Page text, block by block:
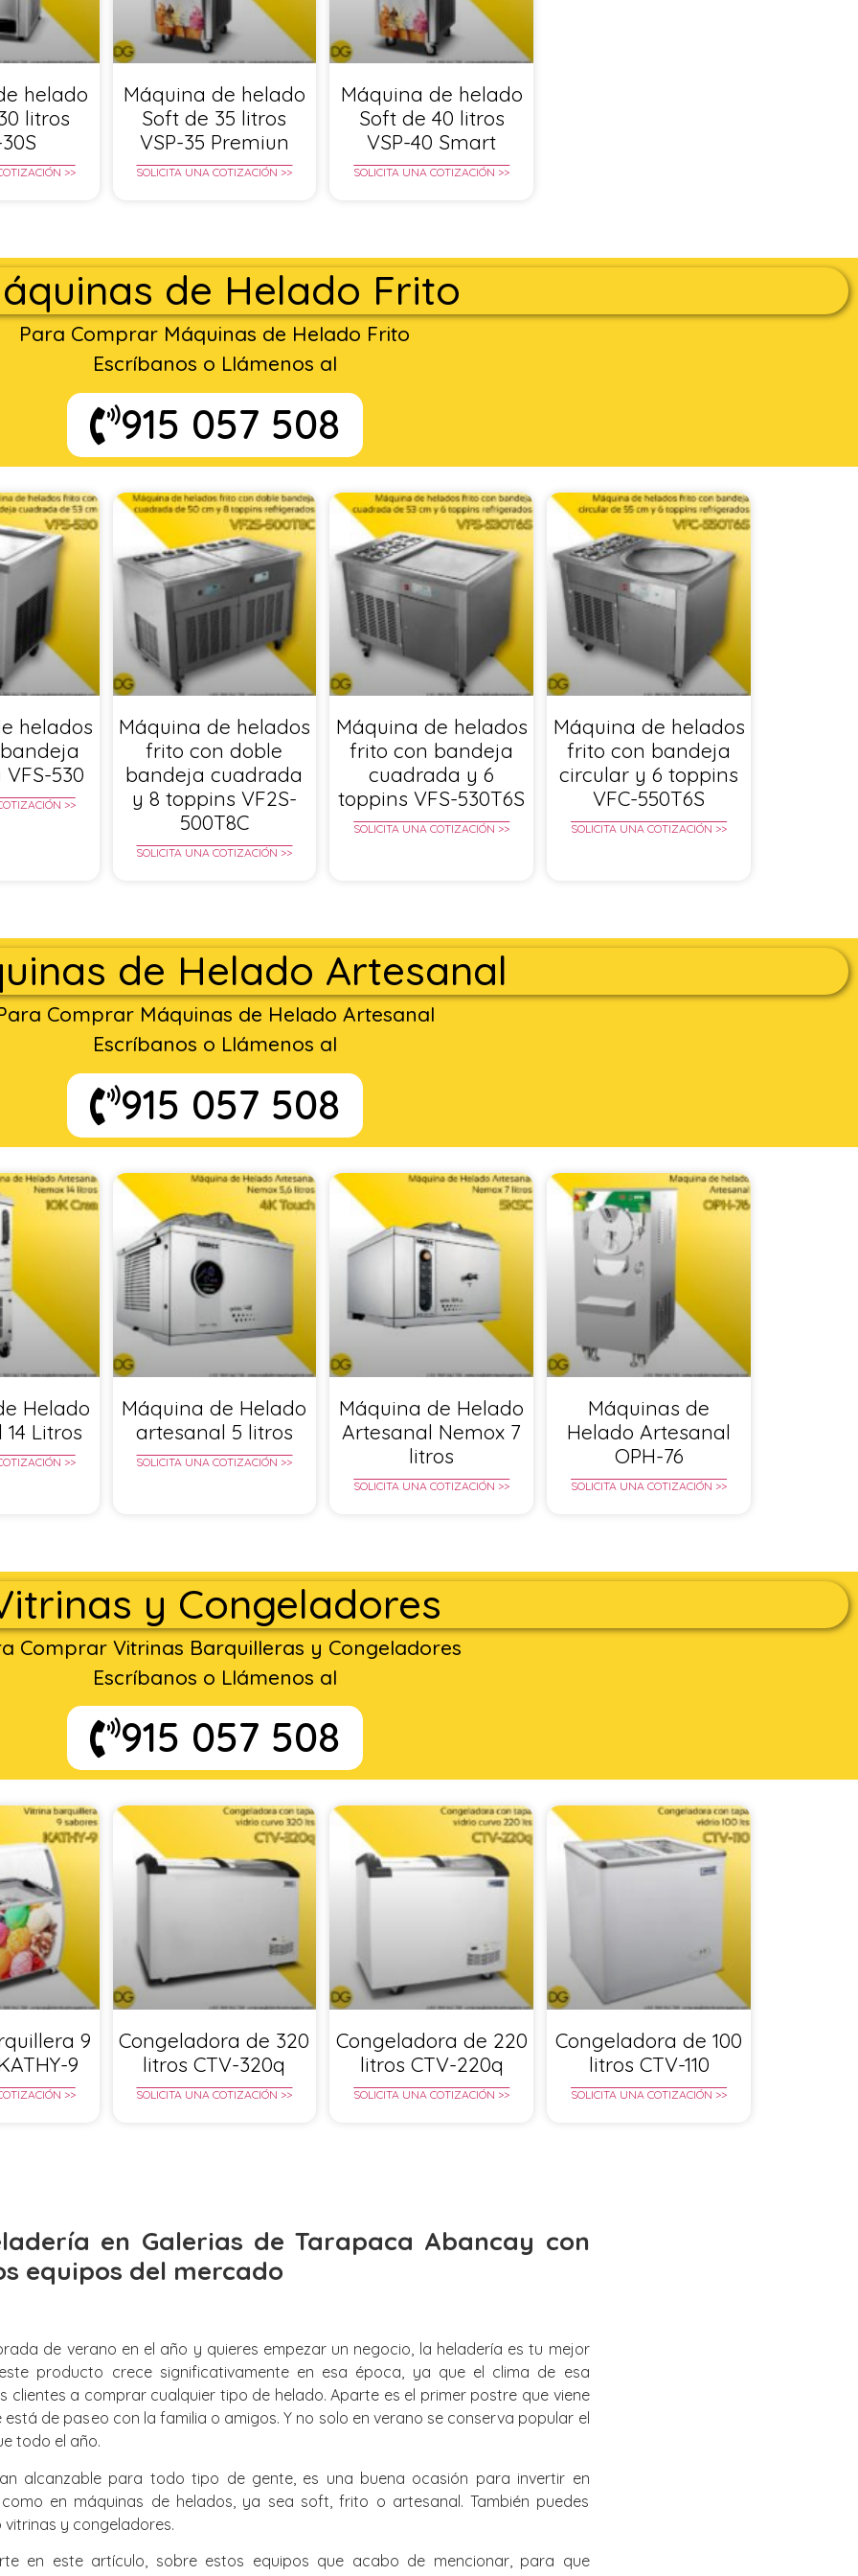
helado
litros
>>
Máquina de helado
Soft de 35 litros
VSP-35 Premiun
SOLICITA UNA COTIZACIÓN >>
Máquina de helado
Soft de 40 litros
VSP-40 Smart
SOLICITA UNA COTIZACIÓN >>
de Helado Frito
Para Comprar Máquinas de Helado Frito
Escríbanos o Llámenos al
915 057 508
helados
530
>>
Máquina de helados
frito con doble
bandeja cuadrada
y 8 toppins VF2S-
500T8C
SOLICITA UNA COTIZACIÓN >>
Máquina de helados
frito con bandeja
cuadrada y 6
toppins VFS-530T6S
SOLICITA UNA COTIZACIÓN >>
Máquina de helados
frito con bandeja
circular y 6 toppins
VFC-550T6S
SOLICITA UNA COTIZACIÓN >>
de Helado Artesanal
Comprar Máquinas de Helado Artesanal
Escríbanos o Llámenos al
915 057 508
Helado
Litros
>>
Máquina de Helado
artesanal 5 litros
SOLICITA UNA COTIZACIÓN >>
Máquina de Helado
Artesanal Nemox 7
litros
SOLICITA UNA COTIZACIÓN >>
Máquinas de
Helado Artesanal
OPH-76
SOLICITA UNA COTIZACIÓN >>
y Congeladores
Comprar Vitrinas Barquilleras y Congeladores
Escríbanos o Llámenos al
915 057 508
9
9
>>
Congeladora de 320
litros CTV-320q
SOLICITA UNA COTIZACIÓN >>
Congeladora de 220
litros CTV-220q
SOLICITA UNA COTIZACIÓN >>
Congeladora de 100
litros CTV-110
SOLICITA UNA COTIZACIÓN >>
en Galerias de Tarapaca Abancay con
equipos del mercado
de verano en el año y quieres empezar un negocio, la heladería es tu mejor
producto crece significativamente en esa época, ya que el clima de esa
clientes a comprar cualquier tipo de helado. Aparte es el primer postre que viene
de paseo con la familia o amigos. Y no solo en verano se conserva popular el
todo el año.
alcanzable para todo tipo de gente, es una buena ocasión para invertir en
en máquinas de helados, ya sea soft, frito o artesanal. También puedes
y congeladores.
en este artículo, sobre estos equipos que acabo de mencionar, para que